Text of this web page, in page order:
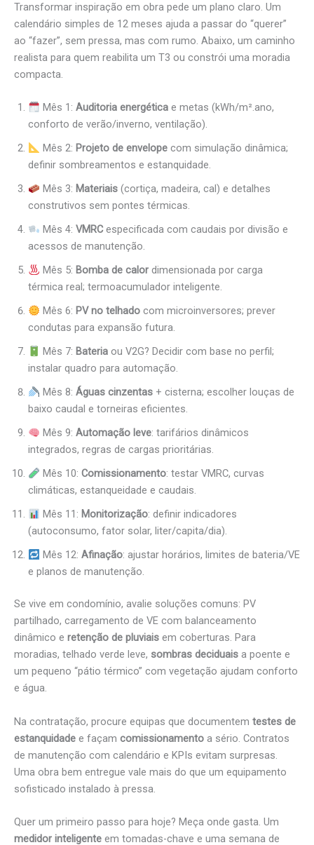
Transformar inspiração em obra pede um plano claro. Um
calendário simples de 12 meses ajuda a passar do “querer”
ao “fazer”, sem pressa, mas com rumo. Abaixo, um caminho
realista para quem reabilita um T3 ou constrói uma moradia
compacta.
Mês 1: Auditoria energéticae metas (kWh/m².ano,
conforto de verão/inverno, ventilação).
Mês 2: Projeto de envelopecom simulação dinâmica;
definir sombreamentos e estanquidade.
Mês 3: Materiais(cortiça, madeira, cal) e detalhes
construtivos sem pontes térmicas.
Mês 4: VMRCespecificada com caudais por divisão e
acessos de manutenção.
Mês 5: Bomba de calordimensionada por carga
térmica real; termoacumulador inteligente.
Mês 6: PV no telhadocom microinversores; prever
condutas para expansão futura.
Mês 7: Bateriaou V2G? Decidir com base no perfil;
instalar quadro para automação.
Mês 8: Águas cinzentas+ cisterna; escolher louças de
baixo caudal e torneiras eficientes.
Mês 9: Automação leve: tarifários dinâmicos
integrados, regras de cargas prioritárias.
Mês 10: Comissionamento: testar VMRC, curvas
climáticas, estanqueidade e caudais.
Mês 11: Monitorização: definir indicadores
(autoconsumo, fator solar, liter/capita/dia).
Mês 12: Afinação: ajustar horários, limites de bateria/VE
e planos de manutenção.
Se vive em condomínio, avalie soluções comuns: PV
partilhado, carregamento de VE com balanceamento
dinâmico e retenção de pluviais em coberturas. Para
moradias, telhado verde leve, sombras deciduais a poente e
um pequeno “pátio térmico” com vegetação ajudam conforto
e água.
Na contratação, procure equipas que documentem testes de
estanquidade e façam comissionamento a sério. Contratos
de manutenção com calendário e KPIs evitam surpresas.
Uma obra bem entregue vale mais do que um equipamento
sofisticado instalado à pressa.
Quer um primeiro passo para hoje? Meça onde gasta. Um
medidor inteligente em tomadas-chave e uma semana de